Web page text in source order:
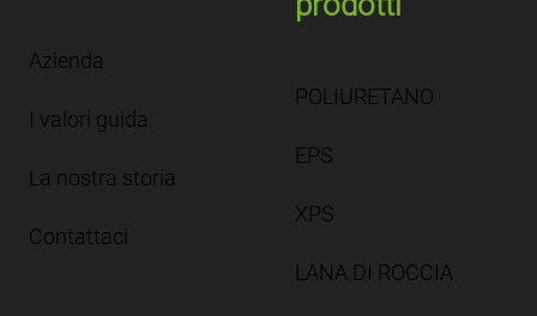
Azienda
I valori guida
La nostra storia
Contattaci
POLIURETANO
EPS
XPS
LANA DI ROCCIA